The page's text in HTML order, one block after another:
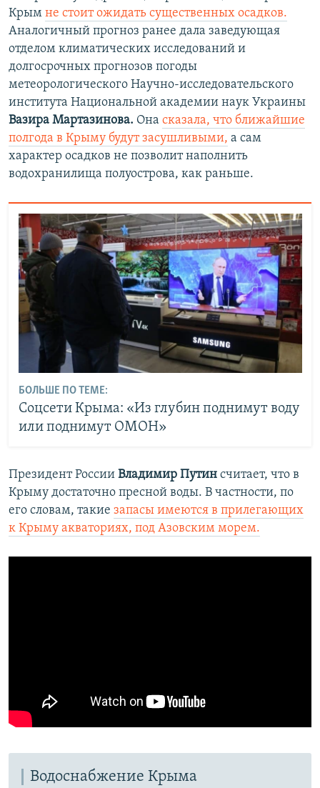
Крым не стоит ожидать существенных осадков.
Аналогичный прогноз ранее дала заведующая
отделом климатических исследований и
долгосрочных прогнозов погоды
метеорологического Научно-исследовательского
института Национальной академии наук Украины
Вазира Мартазинова. Она сказала, что ближайшие
полгода в Крыму будут засушливыми, а сам
характер осадков не позволит наполнить
водохранилища полуострова, как раньше.
БОЛЬШЕ ПО ТЕМЕ:
Соцсети Крыма: «Из глубин поднимут воду
или поднимут ОМОН»
Президент России Владимир Путин считает, что в
Крыму достаточно пресной воды. В частности, по
его словам, такие запасы имеются в прилегающих
к Крыму акваториях, под Азовским морем.
Водоснабжение Крыма